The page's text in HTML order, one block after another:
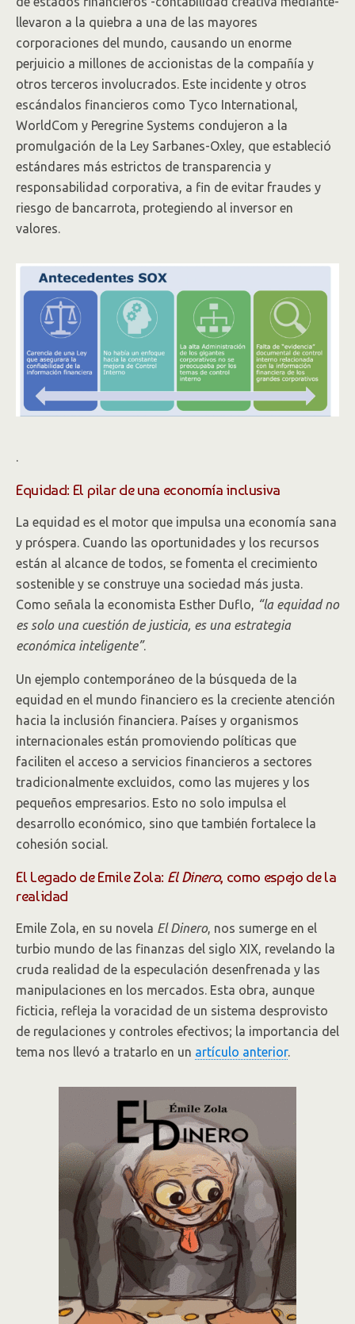
llevaron a la quiebra a una de las mayores
corporaciones del mundo, causando un enorme
perjuicio a millones de accionistas de la compañía y
otros terceros involucrados. Este incidente y otros
escándalos financieros como Tyco International,
WorldCom y Peregrine Systems condujeron a la
promulgación de la Ley Sarbanes-Oxley, que estableció
estándares más estrictos de transparencia y
responsabilidad corporativa, a fin de evitar fraudes y
riesgo de bancarrota, protegiendo al inversor en
valores.
.
Equidad: El pilar de una economía inclusiva
La equidad es el motor que impulsa una economía sana
y próspera. Cuando las oportunidades y los recursos
están al alcance de todos, se fomenta el crecimiento
sostenible y se construye una sociedad más justa.
Como señala la economista Esther Duflo, “la equidad no
es solo una cuestión de justicia, es una estrategia
económica inteligente”.
Un ejemplo contemporáneo de la búsqueda de la
equidad en el mundo financiero es la creciente atención
hacia la inclusión financiera. Países y organismos
internacionales están promoviendo políticas que
faciliten el acceso a servicios financieros a sectores
tradicionalmente excluidos, como las mujeres y los
pequeños empresarios. Esto no solo impulsa el
desarrollo económico, sino que también fortalece la
cohesión social.
El Legado de Emile Zola: El Dinero, como espejo de la
realidad
Emile Zola, en su novela El Dinero, nos sumerge en el
turbio mundo de las finanzas del siglo XIX, revelando la
cruda realidad de la especulación desenfrenada y las
manipulaciones en los mercados. Esta obra, aunque
ficticia, refleja la voracidad de un sistema desprovisto
de regulaciones y controles efectivos; la importancia del
tema nos llevó a tratarlo en un artículo anterior.